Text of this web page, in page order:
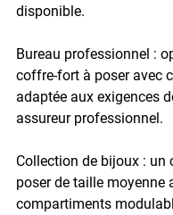
disponible.
Bureau professionnel :
coffre-fort à poser avec
adaptée aux exigences
assureur professionnel.
Collection de bijoux : un
poser de taille moyenne
compartiments